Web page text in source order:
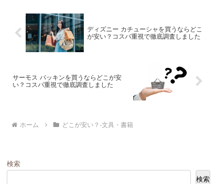
ディズニー カチューシャを買うならどこ
が安い？コスパ重視で徹底調査しました
サーモス パッキンを買うならどこが安
い？コスパ重視で徹底調査しました
ホーム どこが安い？-文具・書籍
検索
検索